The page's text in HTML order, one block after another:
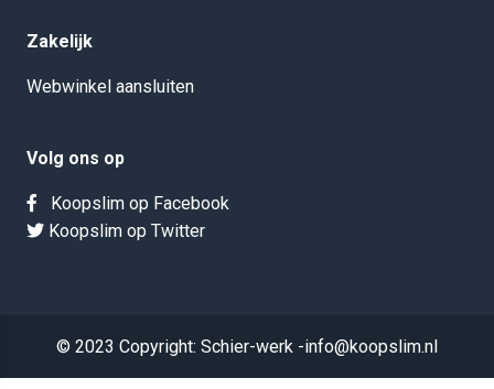
Zakelijk
Webwinkel aansluiten
Volg ons op
Koopslim op Facebook
Koopslim op Twitter
© 2023 Copyright: Schier-werk -info@koopslim.nl